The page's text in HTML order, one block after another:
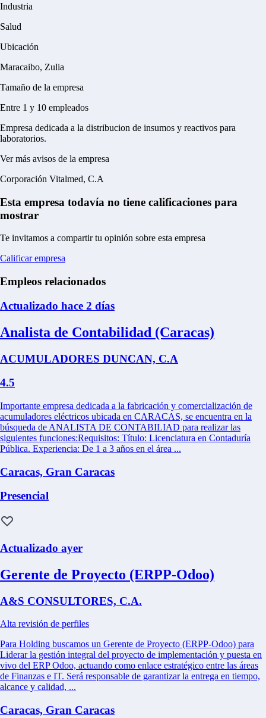
Industria
Salud
Ubicación
Maracaibo, Zulia
Tamaño de la empresa
Entre 1 y 10 empleados
Empresa dedicada a la distribucion de insumos y reactivos para
laboratorios.
Ver más avisos de la empresa
Corporación Vitalmed, C.A
Esta empresa todavía no tiene calificaciones para
mostrar
Te invitamos a compartir tu opinión sobre esta empresa
Calificar empresa
Empleos relacionados
Actualizado hace 2 días
Analista de Contabilidad (Caracas)
ACUMULADORES DUNCAN, C.A
4.5
Importante empresa dedicada a la fabricación y comercialización de
acumuladores eléctricos ubicada en CARACAS, se encuentra en la
búsqueda de ANALISTA DE CONTABILIAD para realizar las
siguientes funciones:Requisitos: Título: Licenciatura en Contaduría
Pública. Experiencia: De 1 a 3 años en el área ...
Caracas, Gran Caracas
Presencial
Actualizado ayer
Gerente de Proyecto (ERPP-Odoo)
A&S CONSULTORES, C.A.
Alta revisión de perfiles
Para Holding buscamos un Gerente de Proyecto (ERPP-Odoo) para
Liderar la gestión integral del proyecto de implementación y puesta en
vivo del ERP Odoo, actuando como enlace estratégico entre las áreas
de Finanzas e IT. Será responsable de garantizar la entrega en tiempo,
alcance y calidad, ...
Caracas, Gran Caracas